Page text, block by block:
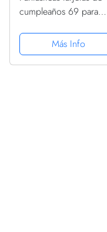
cumpleaños 69 para
Fantastic, tarjeta de feliz
cumpleaños para papá
de hijo e hija, regalos
Más Info